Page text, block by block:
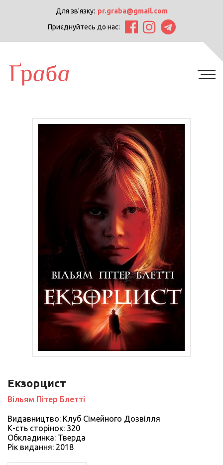
Для зв'язку: pr.graba@gmail.com
Приєднуйтесь до нас:
Екзорцист
Вільям Пітер Блетті
Видавництво: Клуб Сімейного Дозвілля
К-сть сторiнок: 320
Обкладинка: Тверда
Рiк видання: 2018